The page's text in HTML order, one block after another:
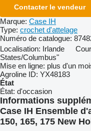
Contacter le vendeur
Marque: Case IH
Type: crochet d'attelage
Numéro de catalogue:
Localisation: Irlande
States/Columbus"
Mise en ligne: plus d'un
Agroline ID: YX48183
État
État: d'occasion
Informations
Case IH Ensemble
150, 165, 175 New